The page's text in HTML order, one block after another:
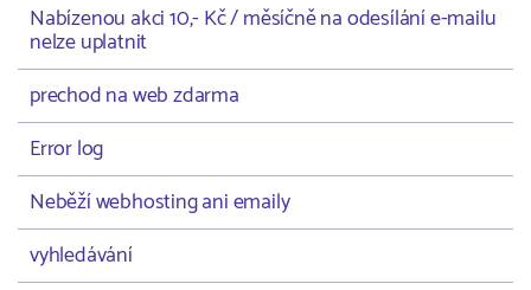
Nabízenou akci 10,- Kč / měsíčně na odesílání e-mailu
nelze uplatnit
prechod na web zdarma
Error log
Neběží webhosting ani emaily
vyhledávání